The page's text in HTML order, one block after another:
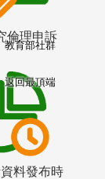
倫理申訴
料發布時
教育部社群
返回最頂端